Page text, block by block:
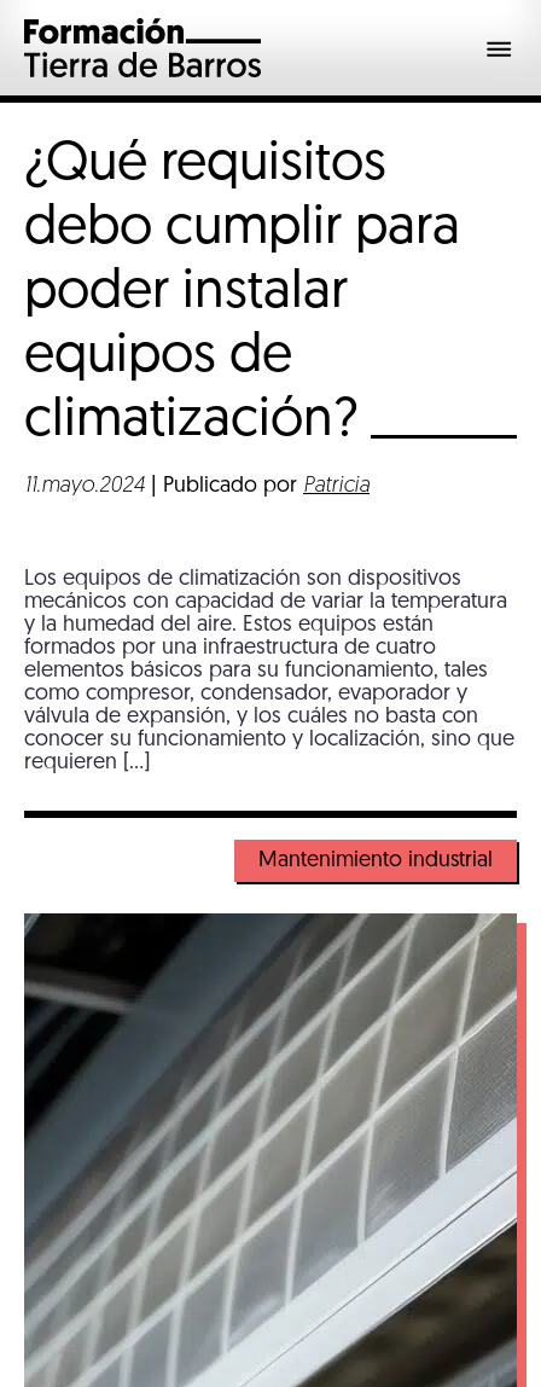
¿Qué requisitos
debo cumplir para
poder instalar
equipos de
climatización?
11.mayo.2024 | Publicado por Patricia
Los equipos de climatización son dispositivos
mecánicos con capacidad de variar la temperatura
y la humedad del aire. Estos equipos están
formados por una infraestructura de cuatro
elementos básicos para su funcionamiento, tales
como compresor, condensador, evaporador y
válvula de expansión, y los cuáles no basta con
conocer su funcionamiento y localización, sino que
requieren […]
Mantenimiento industrial